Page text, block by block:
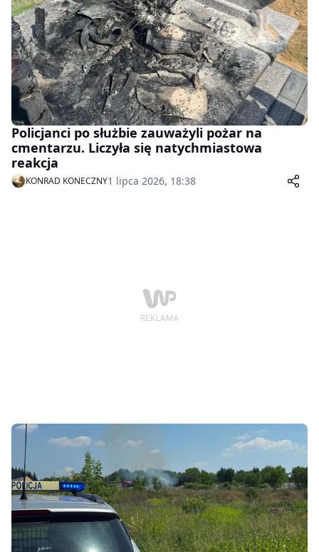
Policjanci po służbie zauważyli pożar na
cmentarzu. Liczyła się natychmiastowa
reakcja
KONRAD KONECZNY1 lipca 2026, 18:38